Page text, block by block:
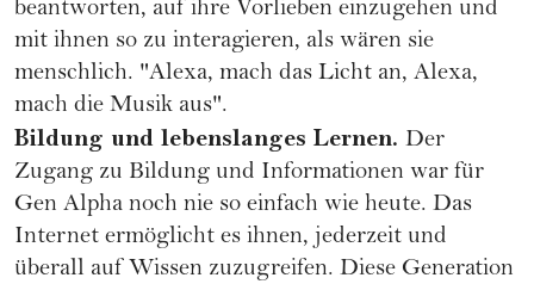
beantworten, auf ihre Vorlieben einzugehen und
mit ihnen so zu interagieren, als wären sie
menschlich. "Alexa, mach das Licht an, Alexa,
mach die Musik aus".
Bildung und lebenslanges Lernen. Der
Zugang zu Bildung und Informationen war für
Gen Alpha noch nie so einfach wie heute. Das
Internet ermöglicht es ihnen, jederzeit und
überall auf Wissen zuzugreifen. Diese Generation